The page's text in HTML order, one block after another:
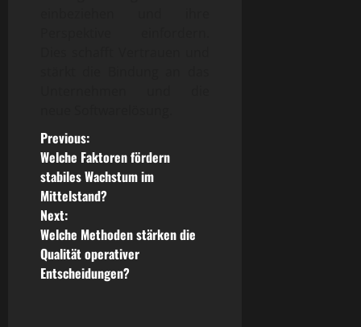
P
o
s
t
n
Previous:
Welche Faktoren fördern
stabiles Wachstum im
Mittelstand?
Next:
Welche Methoden stärken die
Qualität operativer
Entscheidungen?